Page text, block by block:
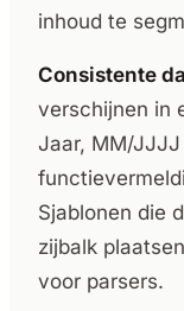
inhoud te
Consistente
verschijnen in
Jaar, MM/
Sjablonen die
zijbalk
voor parsers.